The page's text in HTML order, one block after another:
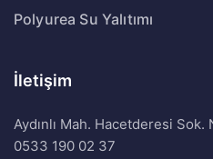
Polyurea Su Yalıtımı
İletişim
Aydınlı Mah. Hacetderesi
0533 190 02 37